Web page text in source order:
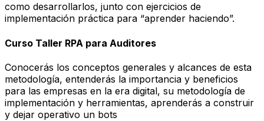
como desarrollarlos, junto con ejercicios de
implementación práctica para “aprender haciendo”.
Curso Taller RPA para Auditores
Conocerás los conceptos generales y alcances de esta
metodología, entenderás la importancia y beneficios
para las empresas en la era digital, su metodología de
implementación y herramientas, aprenderás a construir
y dejar operativo un bots